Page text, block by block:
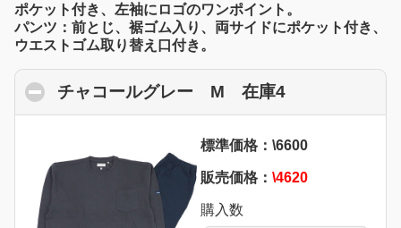
ポケット付き、左袖にロゴのワンポイント。
パンツ：前とじ、裾ゴム入り、両サイドにポケット付き、
ウエストゴム取り替え口付き。
チャコールグレー M 在庫4click to
標準価格：\6600
販売価格： \4620
購入数